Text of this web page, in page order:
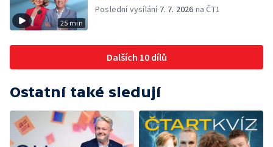
25 min
Poslední vysílání 7. 7. 2026 na ČT1
Dalších 10 dílů
Ostatní také sledují